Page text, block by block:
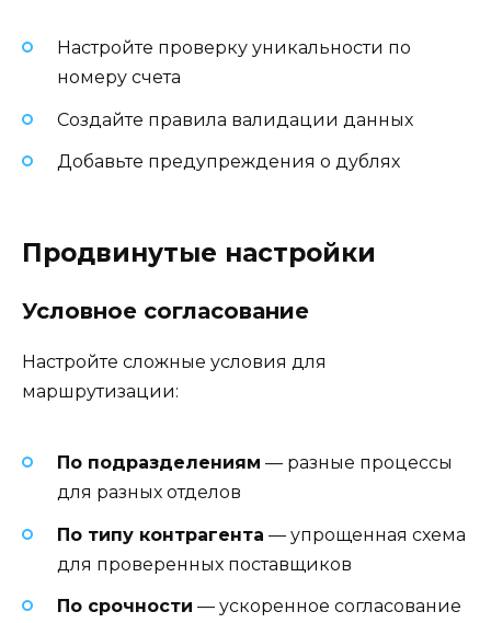
Настройте проверку уникальности по
номеру счета
Создайте правила валидации данных
Добавьте предупреждения о дублях
Продвинутые настройки
Условное согласование
Настройте сложные условия для
маршрутизации:
По подразделениям — разные процессы
для разных отделов
По типу контрагента — упрощенная схема
для проверенных поставщиков
По срочности — ускоренное согласование